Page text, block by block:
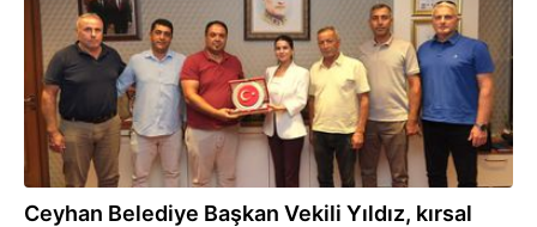
Ceyhan Belediye Başkan Vekili Yıldız, kırsal